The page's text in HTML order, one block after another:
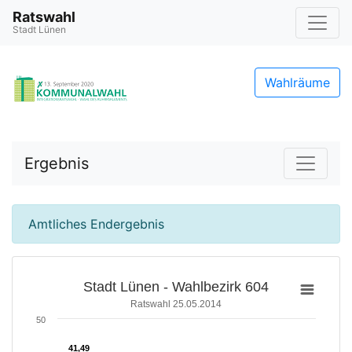
Ratswahl
Stadt Lünen
Wahlräume
Ergebnis
Amtliches Endergebnis
Stadt Lünen - Wahlbezirk 604
Ratswahl 25.05.2014
41,49
41,49
50